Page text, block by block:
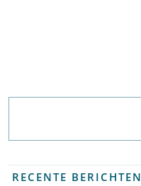
RECENTE BERICHTEN